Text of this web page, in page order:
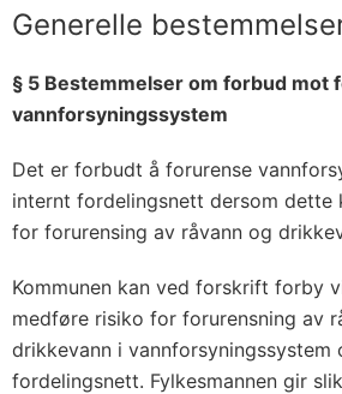
Generelle
§ 5 Bestemmelser om forbud mot
vannforsyningssystem
Det er forbudt å forurense
internt fordelingsnett dersom dette
for forurensing av råvann og
Kommunen kan ved forskrift forby
medføre risiko for forurensning av
drikkevann i vannforsyningssystem
fordelingsnett. Fylkesmannen gir